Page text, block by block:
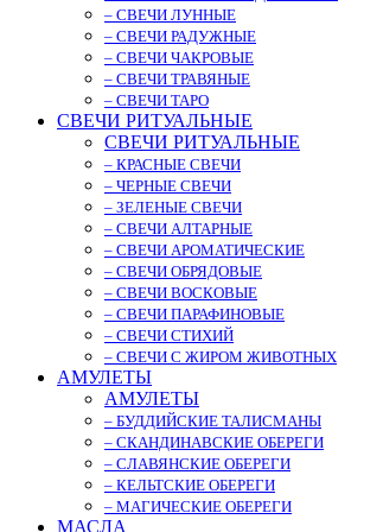
– СВЕЧИ ЛУННЫЕ
– СВЕЧИ РАДУЖНЫЕ
– СВЕЧИ ЧАКРОВЫЕ
– СВЕЧИ ТРАВЯНЫЕ
– СВЕЧИ ТАРО
СВЕЧИ РИТУАЛЬНЫЕ
СВЕЧИ РИТУАЛЬНЫЕ
– КРАСНЫЕ СВЕЧИ
– ЧЕРНЫЕ СВЕЧИ
– ЗЕЛЕНЫЕ СВЕЧИ
– СВЕЧИ АЛТАРНЫЕ
– СВЕЧИ АРОМАТИЧЕСКИЕ
– СВЕЧИ ОБРЯДОВЫЕ
– СВЕЧИ ВОСКОВЫЕ
– СВЕЧИ ПАРАФИНОВЫЕ
– СВЕЧИ СТИХИЙ
– СВЕЧИ С ЖИРОМ ЖИВОТНЫХ
АМУЛЕТЫ
АМУЛЕТЫ
– БУДДИЙСКИЕ ТАЛИСМАНЫ
– СКАНДИНАВСКИЕ ОБЕРЕГИ
– СЛАВЯНСКИЕ ОБЕРЕГИ
– КЕЛЬТСКИЕ ОБЕРЕГИ
– МАГИЧЕСКИЕ ОБЕРЕГИ
МАСЛА